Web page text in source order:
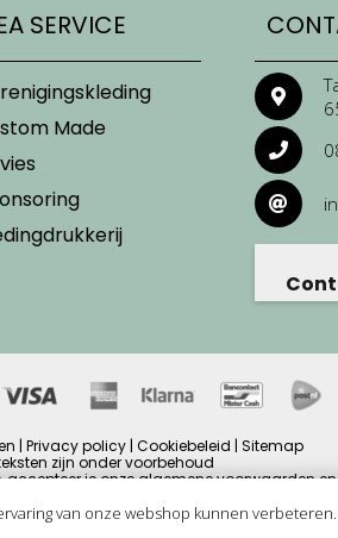
SERVICE
Made
| Privacy policy | Cookiebeleid | Sitemap
zijn onder voorbehoud
accepteer je onze algemene voorwaarden
Copyright © 2025
van onze webshop kunnen verbeteren.